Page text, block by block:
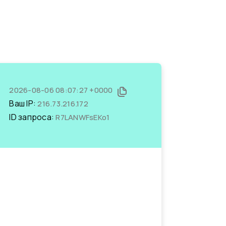
2026-08-06 08:07:27 +0000
Ваш IP:216.73.216.172
ID запроса:R7LANWFsEKo1